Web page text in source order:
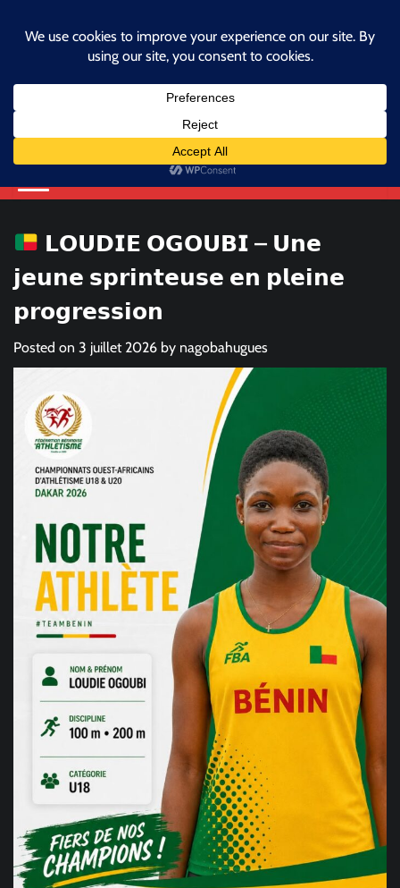
facebookinstagram
twitter
Fédération Béninoise
d'Athlétisme
Athlétisme, ma fierté, je m'engage.
𝗟𝗢𝗨𝗗𝗜𝗘 𝗢𝗚𝗢𝗨𝗕𝗜 – 𝗨𝗻𝗲
𝗷𝗲𝘂𝗻𝗲 𝘀𝗽𝗿𝗶𝗻𝘁𝗲𝘂𝘀𝗲 𝗲𝗻 𝗽𝗹𝗲𝗶𝗻𝗲
𝗽𝗿𝗼𝗴𝗿𝗲𝘀𝘀𝗶𝗼𝗻
Posted on 3 juillet 2026 by nagobahugues